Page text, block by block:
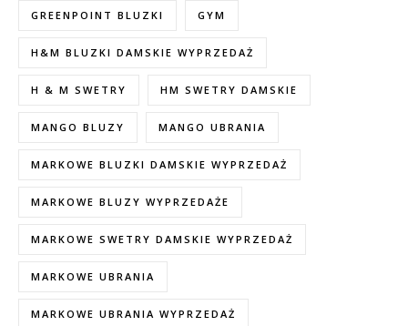
GREENPOINT BLUZKI GYM
H&M BLUZKI DAMSKIE WYPRZEDAŻ
H & M SWETRY HM SWETRY DAMSKIE
MANGO BLUZY MANGO UBRANIA
MARKOWE BLUZKI DAMSKIE WYPRZEDAŻ
MARKOWE BLUZY WYPRZEDAŻE
MARKOWE SWETRY DAMSKIE WYPRZEDAŻ
MARKOWE UBRANIA
MARKOWE UBRANIA WYPRZEDAŻ